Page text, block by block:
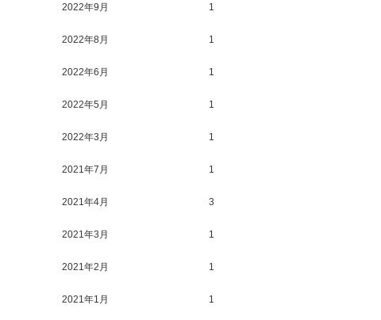
2022年9月 1
2022年8月 1
2022年6月 1
2022年5月 1
2022年3月 1
2021年7月 1
2021年4月 3
2021年3月 1
2021年2月 1
2021年1月 1